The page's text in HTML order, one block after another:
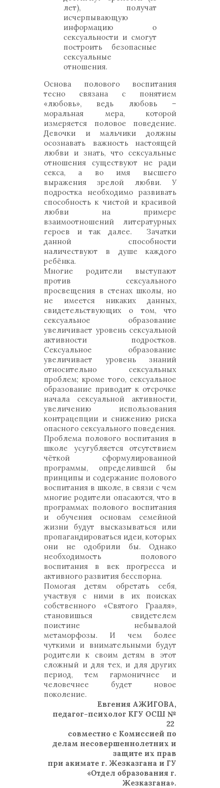
лет), получат
исчерпывающую
информацию о
сексуальности и смогут
построить безопасные
сексуальные
отношения.
Основа полового воспитания
тесно связана с понятием
«любовь», ведь любовь –
моральная мера, которой
измеряется половое поведение.
Девочки и мальчики должны
осознавать важность настоящей
любви и знать, что сексуальные
отношения существуют не ради
секса, а во имя высшего
выражения зрелой любви. У
подростка необходимо развивать
способность к чистой и красивой
любви на примере
взаимоотношений литературных
героев и так далее. Зачатки
данной способности
наличествуют в душе каждого
ребёнка.
Многие родители выступают
против сексуального
просвещения в стенах школы, но
не имеется никаких данных,
свидетельствующих о том, что
сексуальное образование
увеличивает уровень сексуальной
активности подростков.
Сексуальное образование
увеличивает уровень знаний
относительно сексуальных
проблем; кроме того, сексуальное
образование приводит к отсрочке
начала сексуальной активности,
увеличению использования
контрацепции и снижению риска
опасного сексуального поведения.
Проблема полового воспитания в
школе усугубляется отсутствием
чёткой сформулированной
программы, определившей бы
принципы и содержание полового
воспитания в школе, в связи с чем
многие родители опасаются, что в
программах полового воспитания
и обучения основам семейной
жизни будут высказываться или
пропагандироваться идеи, которых
они не одобрили бы. Однако
необходимость полового
воспитания в век прогресса и
активного развития бесспорна.
Помогая детям обретать себя,
участвуя с ними в их поисках
собственного «Святого Грааля»,
становишься свидетелем
поистине небывалой
метаморфозы. И чем более
чуткими и внимательными будут
родители к своим детям в этот
сложный и для тех, и для других
период, тем гармоничнее и
человечнее будет новое
поколение.
Евгения АЖИГОВА,
педагог-психолог КГУ ОСШ №
22
совместно с Комиссией по
делам несовершеннолетних и
защите их прав
при акимате г. Жезказгана и ГУ
«Отдел образования г.
Жезказгана».